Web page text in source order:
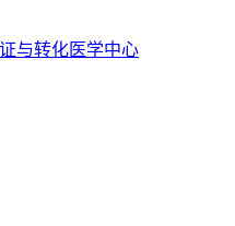
与转化医学中心